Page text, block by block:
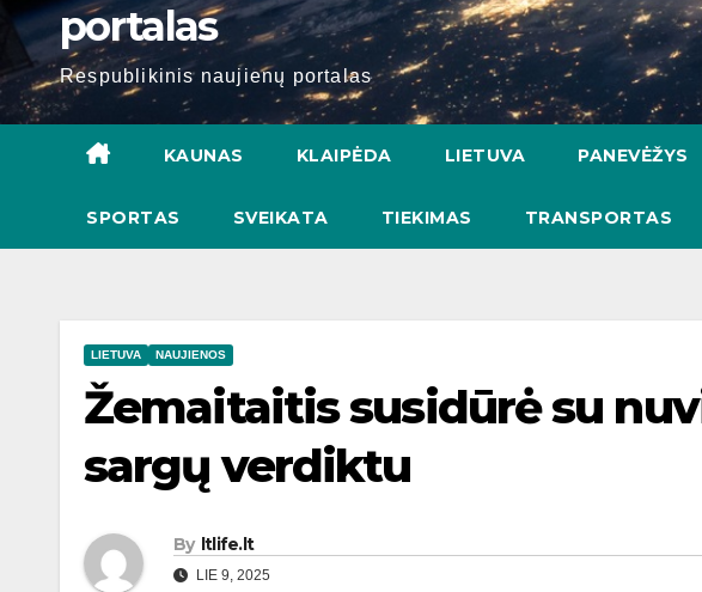
portalas
Respublikinis naujienų portalas
KAUNAS KLAIPĖDA LIETUVA PANEVĖŽYS
SPORTAS SVEIKATA TIEKIMAS TRANSPORTAS
LIETUVA NAUJIENOS
Žemaitaitis susidūrė su
sargų verdiktu
By ltlife.lt
LIE 9, 2025